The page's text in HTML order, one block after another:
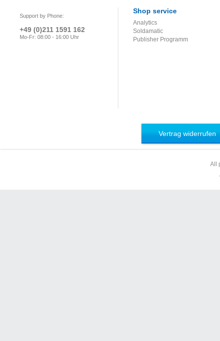
Support by Phone:
+49 (0)211 1591 162
Mo-Fr: 08:00 - 16:00 Uhr
Shop service
Analytics
Soldamatic
Publisher Programm
Vertrag widerrufen
All